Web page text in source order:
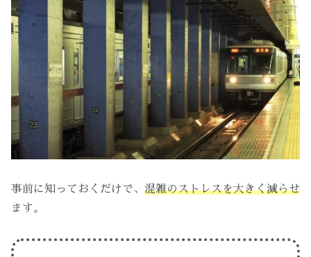
事前に知っておくだけで、 混雑のストレスを大きく減らせ
ます。